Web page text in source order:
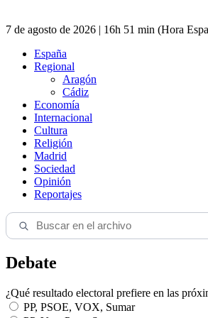
7 de agosto de 2026 | 16h 51 min (Hora
España
Regional
Aragón
Cádiz
Economía
Internacional
Cultura
Religión
Madrid
Sociedad
Opinión
Reportajes
Debate
¿Qué resultado electoral prefiere en las
PP, PSOE, VOX, Sumar